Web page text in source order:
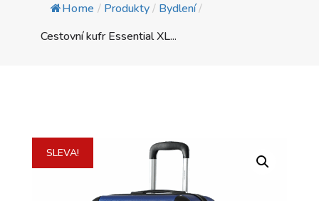
Home / Produkty/ Bydlení/
Cestovní kufr Essential XL...
SLEVA!